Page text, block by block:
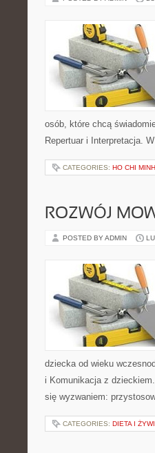
osób, które chcą
Repertuar i Interpretacja.
CATEGORIES: HO CHI MINH
ROZWÓJ
POSTED BY ADMIN
dziecka od wieku
i Komunikacja z
się wyzwaniem:
CATEGORIES: DIETA I